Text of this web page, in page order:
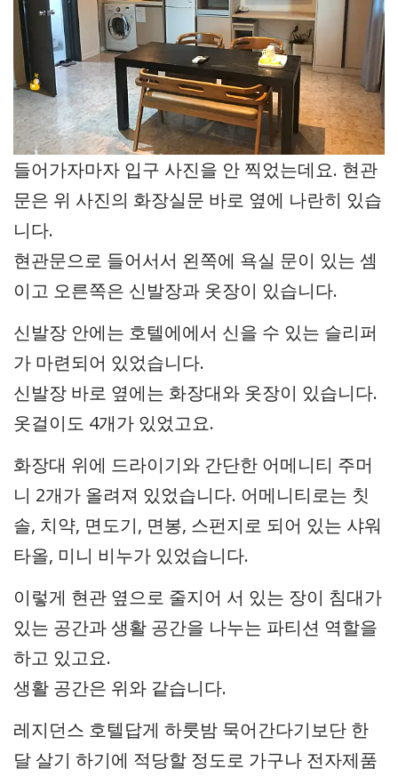
들어가자마자 입구 사진을 안 찍었는데요. 현관
문은 위 사진의 화장실문 바로 옆에 나란히 있습
니다.
현관문으로 들어서서 왼쪽에 욕실 문이 있는 셈
이고 오른쪽은 신발장과 옷장이 있습니다.
신발장 안에는 호텔에에서 신을 수 있는 슬리퍼
가 마련되어 있었습니다.
신발장 바로 옆에는 화장대와 옷장이 있습니다.
옷걸이도 4개가 있었고요.
화장대 위에 드라이기와 간단한 어메니티 주머
니 2개가 올려져 있었습니다. 어메니티로는 칫
솔, 치약, 면도기, 면봉, 스펀지로 되어 있는 샤워
타올, 미니 비누가 있었습니다.
이렇게 현관 옆으로 줄지어 서 있는 장이 침대가
있는 공간과 생활 공간을 나누는 파티션 역할을
하고 있고요.
생활 공간은 위와 같습니다.
레지던스 호텔답게 하룻밤 묵어간다기보단 한
달 살기 하기에 적당할 정도로 가구나 전자제품